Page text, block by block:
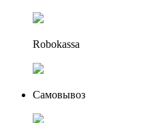
Robokassa
Самовывоз